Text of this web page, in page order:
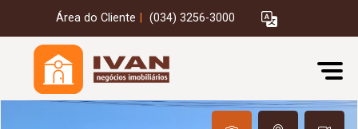
Área do Cliente (034) 3256-3000